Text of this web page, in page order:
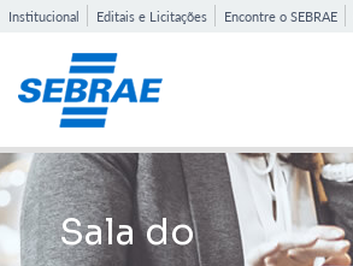
Institucional Editais e Licitações Encontre o SEBRAE
Sala do